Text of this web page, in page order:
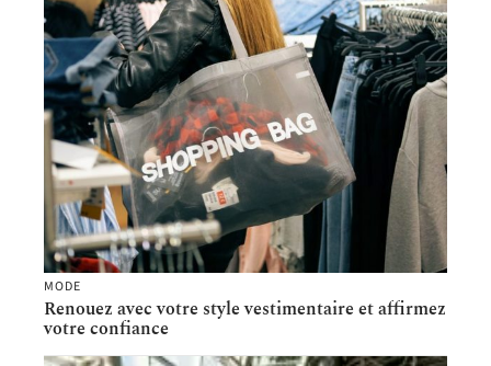
MODE
Renouez avec votre style vestimentaire et affirmez
votre confiance